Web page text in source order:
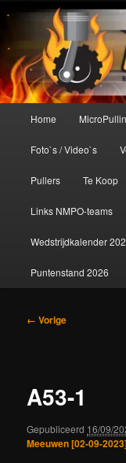
primaire
inhoud
De meest krachtige
Home
Foto`s / Video`s
Pullers Te Koop
Links NMPO-teams
Wedstrijdkalender
Puntenstand 2026
Afbeeldingsnavigatie
← Vorige
A53-1
Gepubliceerd 16/09/
Meeuwen [02-09-2023]